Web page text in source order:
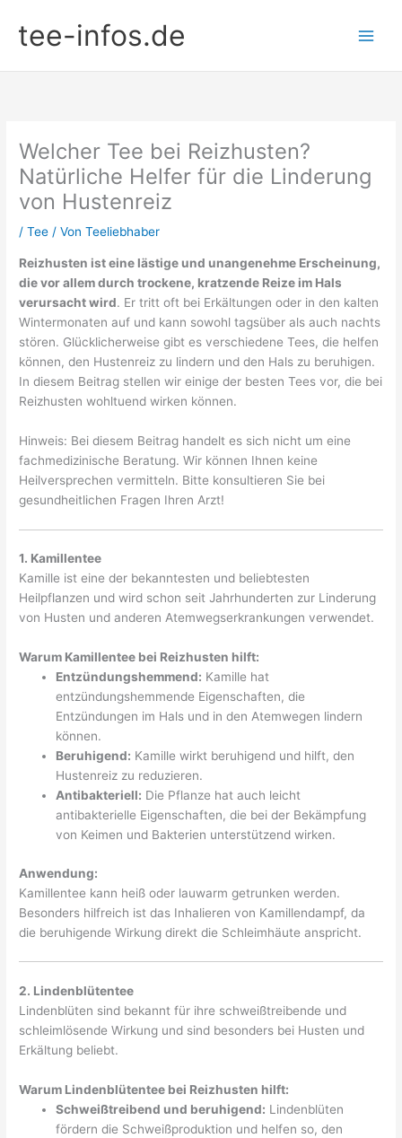
Inhalt
springen
tee-infos.de
Welcher Tee bei Reizhusten?
Natürliche Helfer für die Linderung
von Hustenreiz
/Tee / VonTeeliebhaber
Reizhusten ist eine lästige und unangenehme Erscheinung,
die vor allem durch trockene, kratzende Reize im Hals
verursacht wird. Er tritt oft bei Erkältungen oder in den kalten
Wintermonaten auf und kann sowohl tagsüber als auch nachts
stören. Glücklicherweise gibt es verschiedene Tees, die helfen
können, den Hustenreiz zu lindern und den Hals zu beruhigen.
In diesem Beitrag stellen wir einige der besten Tees vor, die bei
Reizhusten wohltuend wirken können.
Hinweis: Bei diesem Beitrag handelt es sich nicht um eine
fachmedizinische Beratung. Wir können Ihnen keine
Heilversprechen vermitteln. Bitte konsultieren Sie bei
gesundheitlichen Fragen Ihren Arzt!
1. Kamillentee
Kamille ist eine der bekanntesten und beliebtesten
Heilpflanzen und wird schon seit Jahrhunderten zur Linderung
von Husten und anderen Atemwegserkrankungen verwendet.
Warum Kamillentee bei Reizhusten hilft:
Entzündungshemmend: Kamille hat
entzündungshemmende Eigenschaften, die
Entzündungen im Hals und in den Atemwegen lindern
können.
Beruhigend: Kamille wirkt beruhigend und hilft, den
Hustenreiz zu reduzieren.
Antibakteriell: Die Pflanze hat auch leicht
antibakterielle Eigenschaften, die bei der Bekämpfung
von Keimen und Bakterien unterstützend wirken.
Anwendung:
Kamillentee kann heiß oder lauwarm getrunken werden.
Besonders hilfreich ist das Inhalieren von Kamillendampf, da
die beruhigende Wirkung direkt die Schleimhäute anspricht.
2. Lindenblütentee
Lindenblüten sind bekannt für ihre schweißtreibende und
schleimlösende Wirkung und sind besonders bei Husten und
Erkältung beliebt.
Warum Lindenblütentee bei Reizhusten hilft:
Schweißtreibend und beruhigend: Lindenblüten
fördern die Schweißproduktion und helfen so, den